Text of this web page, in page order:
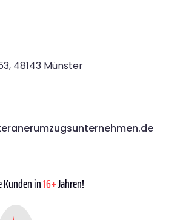
48143 Münster
in16+Jahren!